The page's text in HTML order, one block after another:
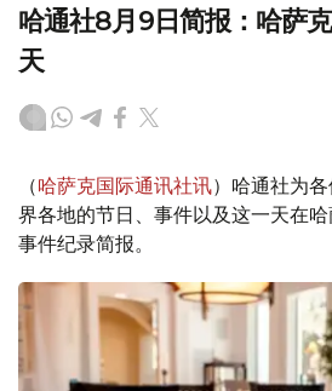
哈通社8月9日简报：哈萨
天
（哈萨克国际通讯社讯）哈通社为
界各地的节日、事件以及这一天在
事件纪录简报。